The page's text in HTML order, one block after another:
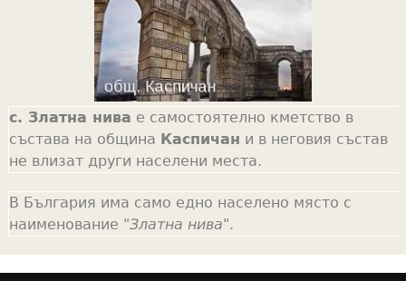
с. Златна нива е самостоятелно кметство в
състава на община Каспичан и в неговия състав
не влизат други населени места.
В България има само едно населено място с
наименование "Златна нива".